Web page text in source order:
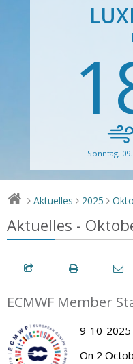
Sonntag,
> Aktuelles > 2025 >
Aktuelles -
ECMWF Member
9-10-2025
On 2